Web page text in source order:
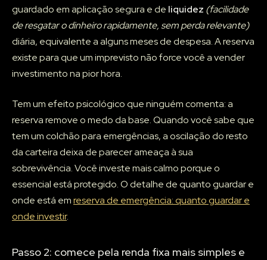
guardado em aplicação segura e de liquidez (facilidade
de resgatar o dinheiro rapidamente, sem perda relevante)
diária, equivalente a alguns meses de despesa. A reserva
existe para que um imprevisto não force você a vender
investimento na pior hora.
Tem um efeito psicológico que ninguém comenta: a
reserva remove o medo da base. Quando você sabe que
tem um colchão para emergências, a oscilação do resto
da carteira deixa de parecer ameaça à sua
sobrevivência. Você investe mais calmo porque o
essencial está protegido. O detalhe de quanto guardar e
onde está emreserva de emergência: quanto guardar e
onde investir.
Passo 2: comece pela renda fixa mais simples e